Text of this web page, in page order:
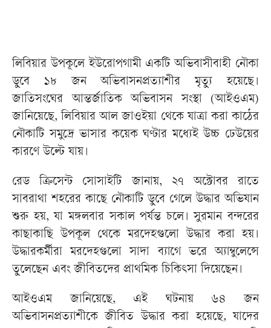
লিবিয়ার উপকূলে ইউরোপগামী একটি অভিবাসীবাহী নৌকা
ডুবে ১৮ জন অভিবাসনপ্রত্যাশীর মৃত্যু হয়েছে।
জাতিসংঘের আন্তর্জাতিক অভিবাসন সংস্থা (আইওএম)
জানিয়েছে, লিবিয়ার আল জাওইয়া থেকে যাত্রা করা কাঠের
নৌকাটি সমুদ্রে ভাসার কয়েক ঘণ্টার মধ্যেই উচ্চ ঢেউয়ের
কারণে উল্টে যায়।
রেড ক্রিসেন্ট সোসাইটি জানায়, ২৭ অক্টোবর রাতে
সাবরাথা শহরের কাছে নৌকাটি ডুবে গেলে উদ্ধার অভিযান
শুরু হয়, যা মঙ্গলবার সকাল পর্যন্ত চলে। সুরমান বন্দরের
কাছাকাছি উপকূল থেকে মরদেহগুলো উদ্ধার করা হয়।
উদ্ধারকর্মীরা মরদেহগুলো সাদা ব্যাগে ভরে অ্যাম্বুলেন্সে
তুলেছেন এবং জীবিতদের প্রাথমিক চিকিৎসা দিয়েছেন।
আইওএম জানিয়েছে, এই ঘটনায় ৬৪ জন
অভিবাসনপ্রত্যাশীকে জীবিত উদ্ধার করা হয়েছে, যাদের